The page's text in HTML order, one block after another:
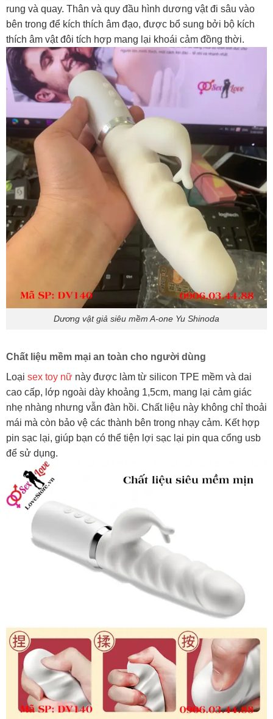
rung và quay. Thân và quy đầu hình dương vật đi sâu vào
bên trong để kích thích âm đạo, được bổ sung bởi bộ kích
thích âm vật đôi tích hợp mang lại khoái cảm đồng thời.
Dương vật giả siêu mềm A-one Yu Shinoda
Chất liệu mềm mại an toàn cho người dùng
Loại sex toy nữ này được làm từ silicon TPE mềm và dai
cao cấp, lớp ngoài dày khoảng 1,5cm, mang lại cảm giác
nhẹ nhàng nhưng vẫn đàn hồi. Chất liệu này không chỉ thoải
mái mà còn bảo vệ các thành bên trong nhạy cảm. Kết hợp
pin sạc lại, giúp bạn có thể tiện lợi sạc lại pin qua cổng usb
để sử dụng.